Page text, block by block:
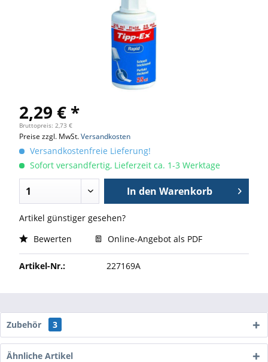
2,29 € *
Bruttopreis: 2,73 €
Preise zzgl. MwSt.Versandkosten
Versandkostenfreie Lieferung!
Sofort versandfertig, Lieferzeit ca. 1-3 Werktage
In den Warenkorb
Artikel günstiger gesehen?
Bewerten
Online-Angebot als PDF
Artikel-Nr.: 227169A
Zubehör 3
Ähnliche Artikel